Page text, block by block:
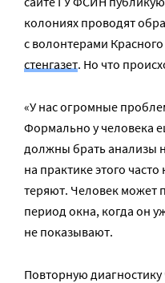
колониях проводят
с волонтерами
стенгазет. Но что
«У нас огромные
Формально у человека
должны брать анализы
на практике этого
теряют. Человек может
период окна, когда он
не показывают.
Повторную диагностику